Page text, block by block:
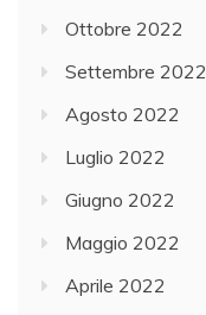
Ottobre 2022
Settembre 2022
Agosto 2022
Luglio 2022
Giugno 2022
Maggio 2022
Aprile 2022